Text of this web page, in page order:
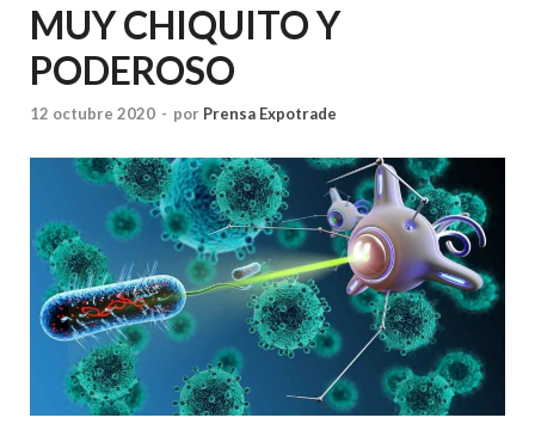
MUY CHIQUITO Y
PODEROSO
12 octubre 2020 - por Prensa Expotrade